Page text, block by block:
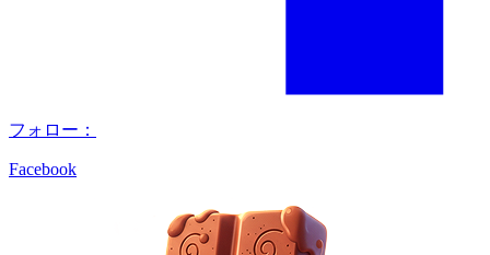
フォロー：
Facebook